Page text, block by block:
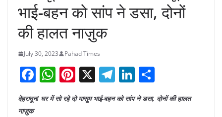
भाई-बहन को सांप ने डसा, दोनों
की हालत नाज़ुक
July 30, 2023 Pahad Times
F
c
W
h
at
Pi
nt
er
X T
el
e
Li
n
k
h
ar
देहरादून! घर में सो रहे दो मासूम भाई-बहन को सांप ने डसा, दोनों की हालत
नाज़ुक